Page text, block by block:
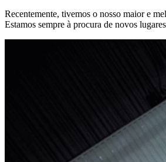
Recentemente, tivemos o nosso maior e
Estamos sempre à procura de novos